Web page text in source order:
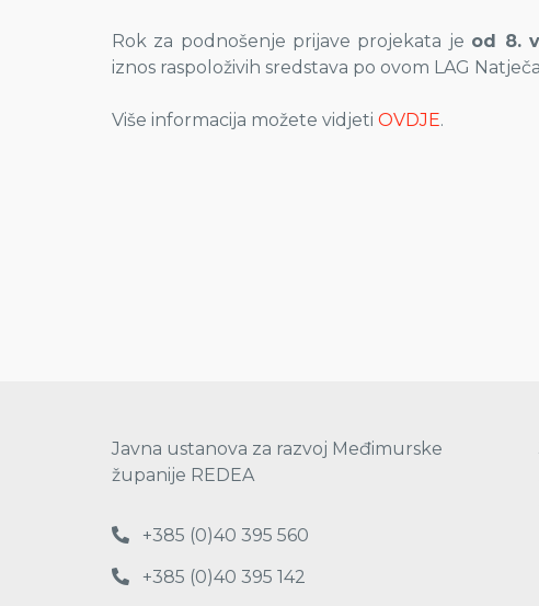
Rok za podnošenje prijave projekata je od 8.
iznos raspoloživih sredstava po ovom LAG
Više informacija možete vidjeti OVDJE.
Javna ustanova za razvoj Međimurske
županije REDEA
+385 (0)40 395 560
+385 (0)40 395 142